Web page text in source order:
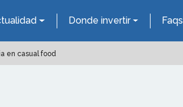
Donde invertir Faqs
en casual food